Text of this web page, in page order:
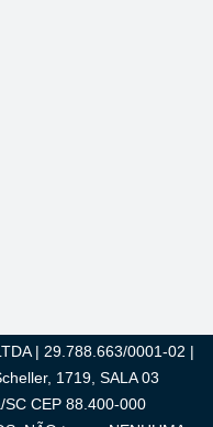
| 29.788.663/0001-02 |
1719, SALA 03
SC CEP 88.400-000